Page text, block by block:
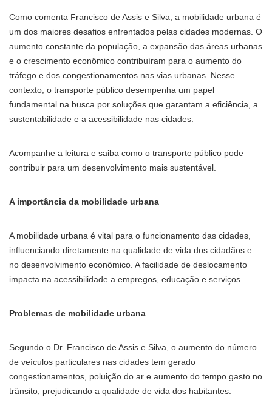
Como comenta Francisco de Assis e Silva, a mobilidade urbana é
um dos maiores desafios enfrentados pelas cidades modernas. O
aumento constante da população, a expansão das áreas urbanas
e o crescimento econômico contribuíram para o aumento do
tráfego e dos congestionamentos nas vias urbanas. Nesse
contexto, o transporte público desempenha um papel
fundamental na busca por soluções que garantam a eficiência, a
sustentabilidade e a acessibilidade nas cidades.
Acompanhe a leitura e saiba como o transporte público pode
contribuir para um desenvolvimento mais sustentável.
A importância da mobilidade urbana
A mobilidade urbana é vital para o funcionamento das cidades,
influenciando diretamente na qualidade de vida dos cidadãos e
no desenvolvimento econômico. A facilidade de deslocamento
impacta na acessibilidade a empregos, educação e serviços.
Problemas de mobilidade urbana
Segundo o Dr. Francisco de Assis e Silva, o aumento do número
de veículos particulares nas cidades tem gerado
congestionamentos, poluição do ar e aumento do tempo gasto no
trânsito, prejudicando a qualidade de vida dos habitantes.